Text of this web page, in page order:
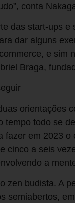
conta
das start-ups
dar alguns
e sim
Braga,
orientações
tempo todo se
fazer em 2023
cinco a seis
a
zen budista. A
semiabertos,